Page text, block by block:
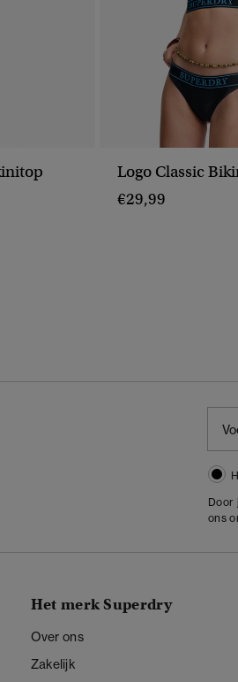
Logo Classic
€29,99
Door
ons
Het merk Superdry
Over ons
Zakelijk